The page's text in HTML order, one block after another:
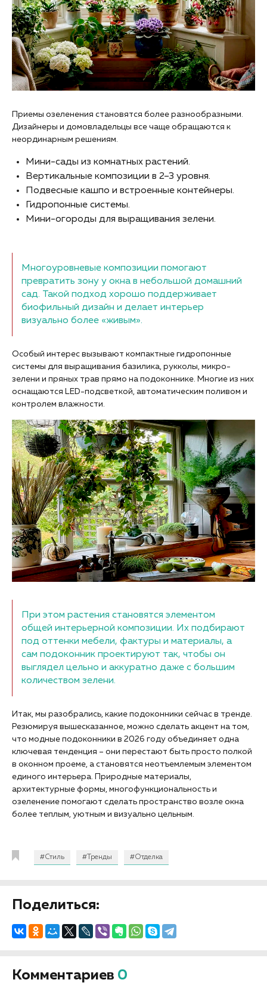
Приемы озеленения становятся более разнообразными.
Дизайнеры и домовладельцы все чаще обращаются к
неординарным решениям.
Мини-сады из комнатных растений.
Вертикальные композиции в 2–3 уровня.
Подвесные кашпо и встроенные контейнеры.
Гидропонные системы.
Мини-огороды для выращивания зелени.
Многоуровневые композиции помогают
превратить зону у окна в небольшой домашний
сад. Такой подход хорошо поддерживает
биофильный дизайн и делает интерьер
визуально более «живым».
Особый интерес вызывают компактные гидропонные
системы для выращивания базилика, рукколы, микро-
зелени и пряных трав прямо на подоконнике. Многие из них
оснащаются LED-подсветкой, автоматическим поливом и
контролем влажности.
При этом растения становятся элементом
общей интерьерной композиции. Их подбирают
под оттенки мебели, фактуры и материалы, а
сам подоконник проектируют так, чтобы он
выглядел цельно и аккуратно даже с большим
количеством зелени.
Итак, мы разобрались, какие подоконники сейчас в тренде.
Резюмируя вышесказанное, можно сделать акцент на том,
что модные подоконники в 2026 году объединяет одна
ключевая тенденция – они перестают быть просто полкой
в оконном проеме, а становятся неотъемлемым элементом
единого интерьера. Природные материалы,
архитектурные формы, многофункциональность и
озеленение помогают сделать пространство возле окна
более теплым, уютным и визуально цельным.
#Стиль #Тренды #Отделка
Поделиться:
Комментариев 0